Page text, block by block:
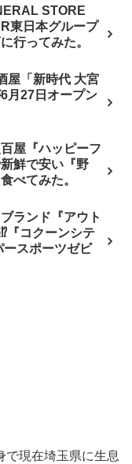
STORE
東日本グループ
行ってみた。
屋「新時代 大宮
月27日オープン
屋『ハッピーフ
鮮で安い『野
べてみた。
ランド『アウト
『コクーンシテ
ースポーツゼビ
で現在埼玉県に生息